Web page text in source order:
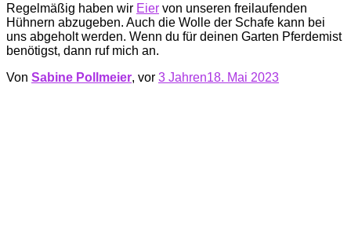
Regelmäßig haben wir Eier von unseren freilaufenden
Hühnern abzugeben. Auch die Wolle der Schafe kann bei
uns abgeholt werden. Wenn du für deinen Garten Pferdemist
benötigst, dann ruf mich an.
Von Sabine Pollmeier, vor 3 Jahren18. Mai 2023